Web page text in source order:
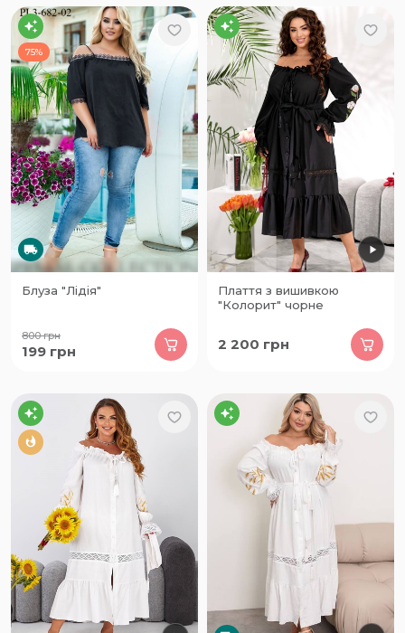
75%
Блуза "Лідія"
800грн
199 грн
Плаття з вишивкою
"Колорит" чорне
2 200 грн